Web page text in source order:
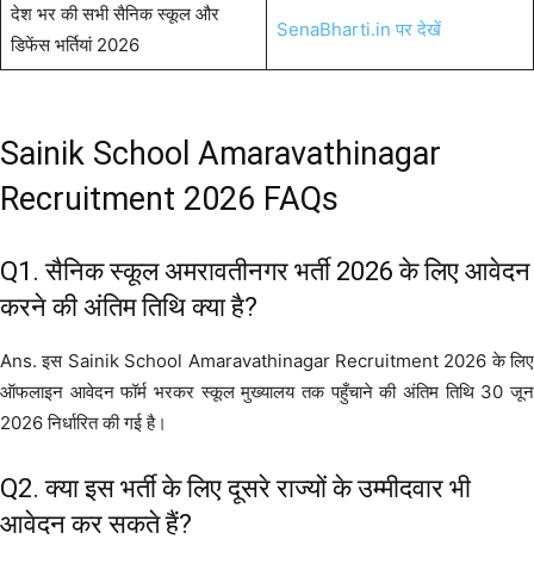
देश भर की सभी सैनिक स्कूल और
डिफेंस भर्तियां 2026
SenaBharti.in पर देखें
Sainik School Amaravathinagar
Recruitment 2026 FAQs
Q1. सैनिक स्कूल अमरावतीनगर भर्ती 2026 के लिए आवेदन
करने की अंतिम तिथि क्या है?
Ans. इस Sainik School Amaravathinagar Recruitment 2026 के लिए
ऑफलाइन आवेदन फॉर्म भरकर स्कूल मुख्यालय तक पहुँचाने की अंतिम तिथि 30 जून
2026 निर्धारित की गई है।
Q2. क्या इस भर्ती के लिए दूसरे राज्यों के उम्मीदवार भी
आवेदन कर सकते हैं?